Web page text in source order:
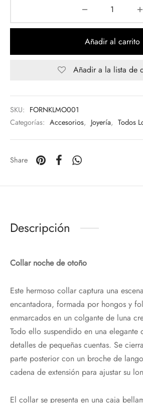
Añadir al carrito
Añadir a la lista de
SKU: FORNKLMO001
Categorías: Accesorios, Joyería, Todos
Share
Descripción
Collar noche de otoño
Este hermoso collar captura una
encantadora, formada por hongos y
enmarcados en un colgante de luna
Todo ello suspendido en una elegante
detalles de pequeñas cuentas. Se
parte posterior con un broche de
cadena de extensión para ajustar su
El collar se presenta en una caja